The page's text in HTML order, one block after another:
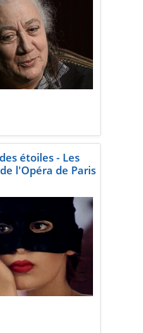
étoiles - Les
l'Opéra de Paris